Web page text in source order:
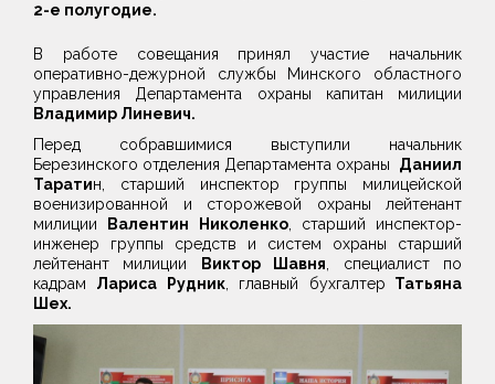
2-е полугодие.
В работе совещания принял участие начальник
оперативно-дежурной службы Минского областного
управления Департамента охраны капитан милиции
Владимир Линевич.
Перед собравшимися выступили начальник
Березинского отделения Департамента охраны Даниил
Таратин, старший инспектор группы милицейской
военизированной и сторожевой охраны лейтенант
милиции
Валентин Николенко, старший инспектор-
инженер группы средств и систем охраны старший
лейтенант милиции
Виктор Шавня , специалист по
кадрам Лариса Рудник, главный бухгалтер Татьяна
Шех.